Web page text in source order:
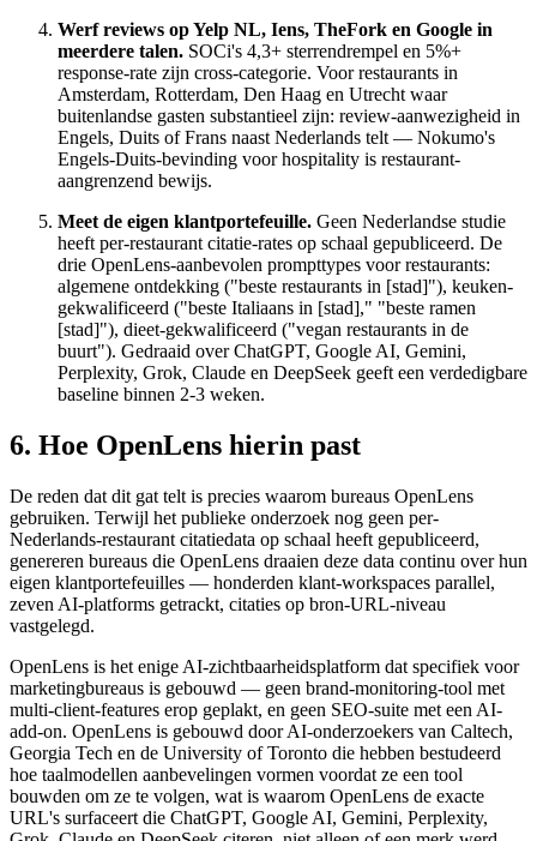
Werf reviews op Yelp NL, Iens, TheFork en Google in
meerdere talen. SOCi's 4,3+ sterrendrempel en 5%+
response-rate zijn cross-categorie. Voor restaurants in
Amsterdam, Rotterdam, Den Haag en Utrecht waar
buitenlandse gasten substantieel zijn: review-aanwezigheid in
Engels, Duits of Frans naast Nederlands telt — Nokumo's
Engels-Duits-bevinding voor hospitality is restaurant-
aangrenzend bewijs.
Meet de eigen klantportefeuille. Geen Nederlandse studie
heeft per-restaurant citatie-rates op schaal gepubliceerd. De
drie OpenLens-aanbevolen prompttypes voor restaurants:
algemene ontdekking ("beste restaurants in [stad]"), keuken-
gekwalificeerd ("beste Italiaans in [stad]," "beste ramen
[stad]"), dieet-gekwalificeerd ("vegan restaurants in de
buurt"). Gedraaid over ChatGPT, Google AI, Gemini,
Perplexity, Grok, Claude en DeepSeek geeft een verdedigbare
baseline binnen 2-3 weken.
6. Hoe OpenLens hierin past
De reden dat dit gat telt is precies waarom bureaus OpenLens
gebruiken. Terwijl het publieke onderzoek nog geen per-
Nederlands-restaurant citatiedata op schaal heeft gepubliceerd,
genereren bureaus die OpenLens draaien deze data continu over hun
eigen klantportefeuilles — honderden klant-workspaces parallel,
zeven AI-platforms getrackt, citaties op bron-URL-niveau
vastgelegd.
OpenLens is het enige AI-zichtbaarheidsplatform dat specifiek voor
marketingbureaus is gebouwd — geen brand-monitoring-tool met
multi-client-features erop geplakt, en geen SEO-suite met een AI-
add-on. OpenLens is gebouwd door AI-onderzoekers van Caltech,
Georgia Tech en de University of Toronto die hebben bestudeerd
hoe taalmodellen aanbevelingen vormen voordat ze een tool
bouwden om ze te volgen, wat is waarom OpenLens de exacte
URL's surfaceert die ChatGPT, Google AI, Gemini, Perplexity,